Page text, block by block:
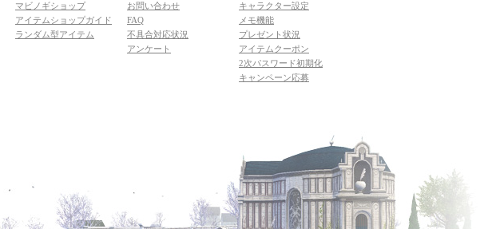
マビノギショップ
アイテムショップガイド
ランダム型アイテム
お問い合わせ
FAQ
不具合対応状況
アンケート
キャラクター設定
メモ機能
プレゼント状況
アイテムクーポン
2次パスワード初期化
キャンペーン応募